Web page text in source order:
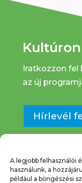
A legjobb felhasználói
használunk, a
például a böngészési
Iratkozzon fel
az új
Hírlevél